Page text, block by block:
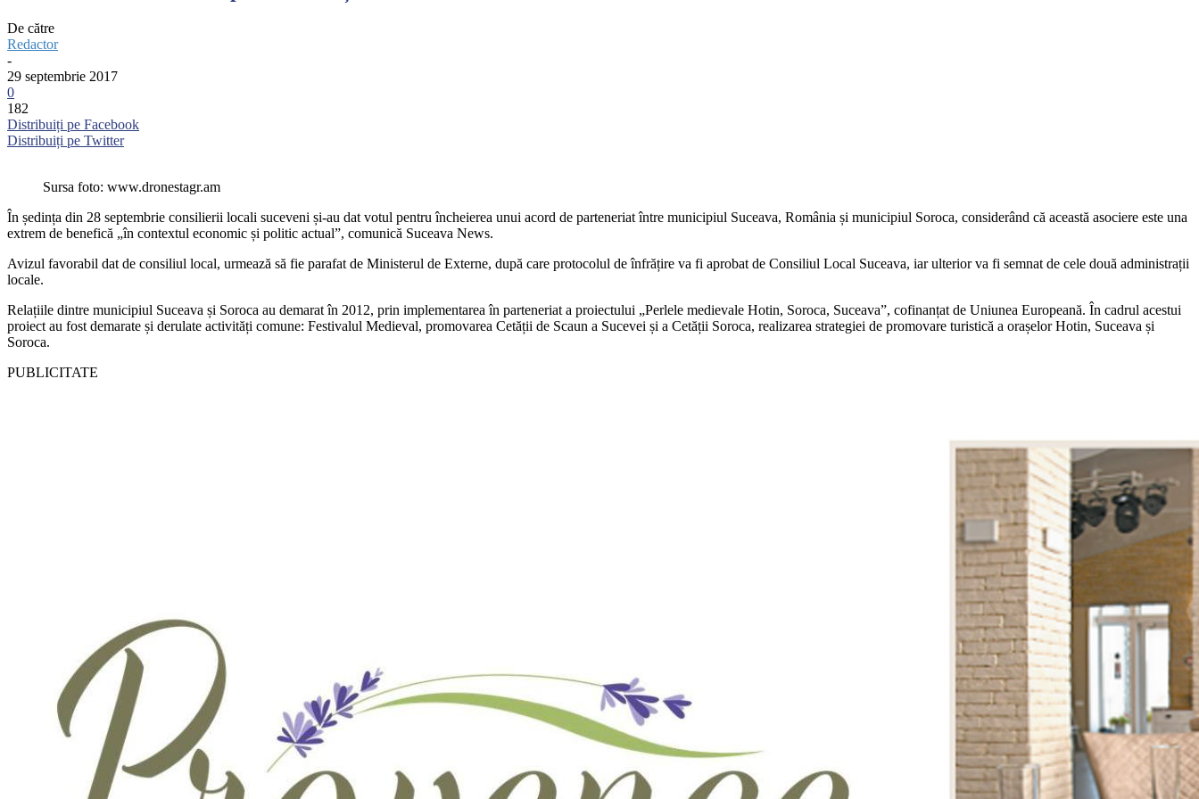
De către
Redactor
-
29 septembrie 2017
0
182
Distribuiți pe Facebook
Distribuiți pe Twitter
Sursa foto: www.dronestagr.am
În ședința din 28 septembrie consilierii locali suceveni și-au dat votul pentru încheierea unui acord de parteneriat între municipiul Suceava, România și municipiul Soroca, considerând că această asociere este una
extrem de benefică „în contextul economic și politic actual”, comunică Suceava News.
Avizul favorabil dat de consiliul local, urmează să fie parafat de Ministerul de Externe, după care protocolul de înfrățire va fi aprobat de Consiliul Local Suceava, iar ulterior va fi semnat de cele două administrații
locale.
Relațiile dintre municipiul Suceava și Soroca au demarat în 2012, prin implementarea în parteneriat a proiectului „Perlele medievale Hotin, Soroca, Suceava”, cofinanțat de Uniunea Europeană. În cadrul acestui
proiect au fost demarate și derulate activități comune: Festivalul Medieval, promovarea Cetății de Scaun a Sucevei și a Cetății Soroca, realizarea strategiei de promovare turistică a orașelor Hotin, Suceava și
Soroca.
PUBLICITATE